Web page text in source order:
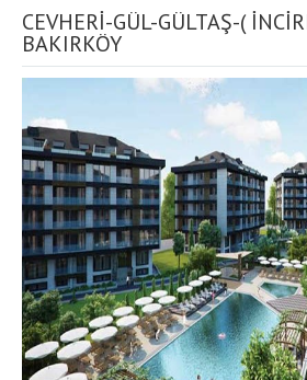
CEVHERİ-GÜL-GÜLTAŞ-(
BAKIRKÖY